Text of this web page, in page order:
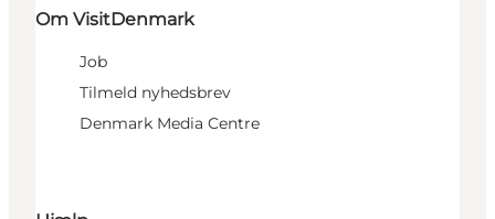
Om VisitDenmark
Job
Tilmeld nyhedsbrev
Denmark Media Centre